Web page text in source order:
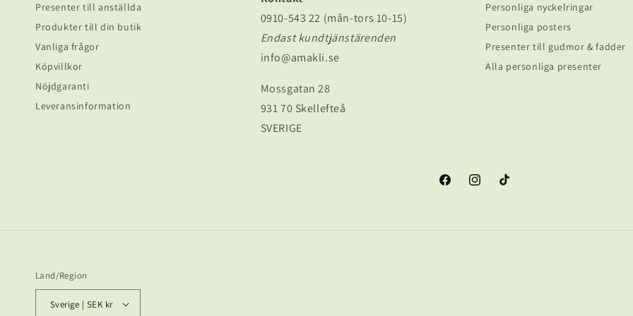
Presenter till anställda
Produkter till din butik
Vanliga frågor
Köpvillkor
Nöjdgaranti
Leveransinformation
0910-543 22 (mån-tors 10-15)
Endast kundtjänstärenden
info@amakli.se
Mossgatan 28
931 70 Skellefteå
SVERIGE
Personliga nyckelringar
Personliga posters
Presenter till gudmor & fadder
Alla personliga presenter
FacebookInstagramTikTok
Land/Region
Sverige | SEK kr